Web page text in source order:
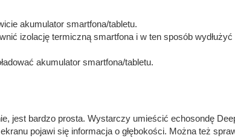
akumulator smartfona/tabletu.
izolację termiczną smartfona i w ten sposób
akumulator smartfona/tabletu.
jest bardzo prosta. Wystarczy umieścić echosondę
pojawi się informacja o głębokości. Można też